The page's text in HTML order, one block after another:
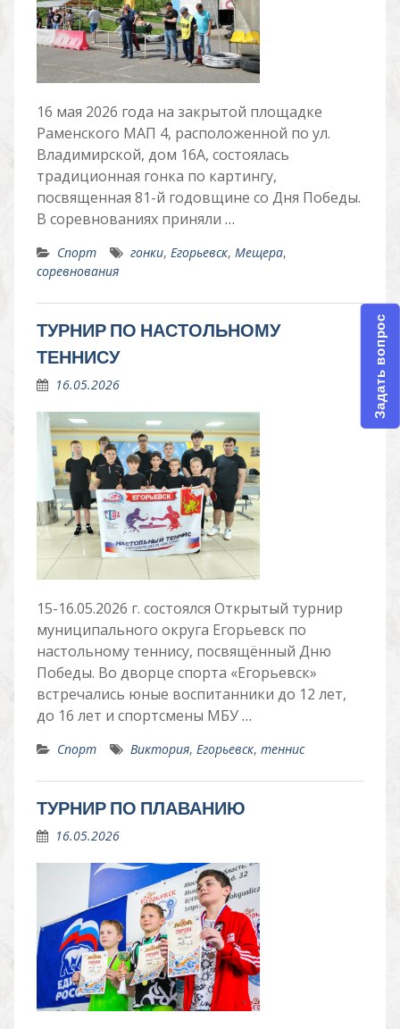
16 мая 2026 года на закрытой площадке
Раменского МАП 4, расположенной по ул.
Владимирской, дом 16А, состоялась
традиционная гонка по картингу,
посвященная 81-й годовщине со Дня Победы.
В соревнованиях приняли …
Спорт гонки, Егорьевск, Мещера,
соревнования
ТУРНИР ПО НАСТОЛЬНОМУ
ТЕННИСУ
16.05.2026
15-16.05.2026 г. состоялся Открытый турнир
муниципального округа Егорьевск по
настольному теннису, посвящённый Дню
Победы. Во дворце спорта «Егорьевск»
встречались юные воспитанники до 12 лет,
до 16 лет и спортсмены МБУ…
Спорт Виктория, Егорьевск, теннис
ТУРНИР ПО ПЛАВАНИЮ
16.05.2026
Задать вопрос